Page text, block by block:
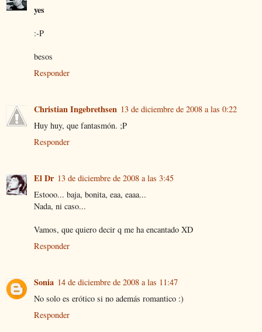
yes
:-P
besos
Responder
Christian Ingebrethsen 13 de diciembre de 2008 a las 0:22
Huy huy, que fantasmón. ;P
Responder
El Dr 13 de diciembre de 2008 a las 3:45
Estooo... baja, bonita, eaa, eaaa...
Nada, ni caso...
Vamos, que quiero decir q me ha encantado XD
Responder
Sonia 14 de diciembre de 2008 a las 11:47
No solo es erótico si no además romantico :)
Responder